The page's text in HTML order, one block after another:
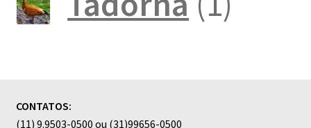
CONTATOS:
(11) 9.9503-0500 ou (31)99656-0500